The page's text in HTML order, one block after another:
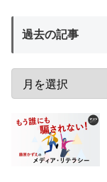
過去の記事